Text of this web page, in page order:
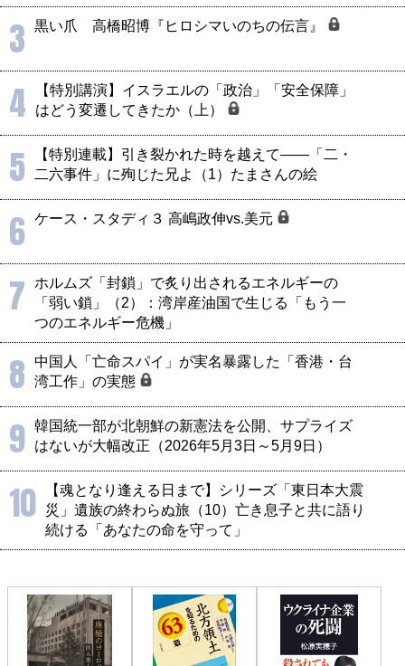
3 黒い爪 高橋昭博『ヒロシマいのちの伝言』
4
【特別講演】イスラエルの「政治」「安全保障」
はどう変遷してきたか（上）
5
【特別連載】引き裂かれた時を越えて――「二・
二六事件」に殉じた兄よ（1）たまさんの絵
6 ケース・スタディ３ 高嶋政伸vs.美元
7
ホルムズ「封鎖」で炙り出されるエネルギーの
「弱い鎖」（2）：湾岸産油国で生じる「もう一
つのエネルギー危機」
8
中国人「亡命スパイ」が実名暴露した「香港・台
湾工作」の実態
9 韓国統一部が北朝鮮の新憲法を公開、サプライズ
はないが大幅改正（2026年5月3日～5月9日）
10
【魂となり逢える日まで】シリーズ「東日本大震
災」遺族の終わらぬ旅（10）亡き息子と共に語り
続ける「あなたの命を守って」